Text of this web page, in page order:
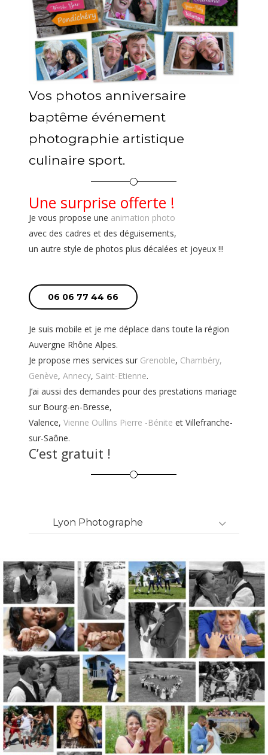
Vos photos anniversaire
baptême événement
photographie artistique
culinaire sport.
Une surprise offerte !
Je vous propose une animation photo
avec des cadres et des déguisements,
un autre style de photos plus décalées et joyeux !!!
06 06 77 44 66
Je suis mobile et je me déplace dans toute la région
Auvergne Rhône Alpes.
Je propose mes services sur Grenoble, Chambéry,
Genève, Annecy, Saint-Etienne.
J’ai aussi des demandes pour des prestations mariage
sur Bourg-en-Bresse,
Valence, Vienne Oullins Pierre -Bénite et Villefranche-
sur-Saône.
C’est gratuit !
Lyon Photographe